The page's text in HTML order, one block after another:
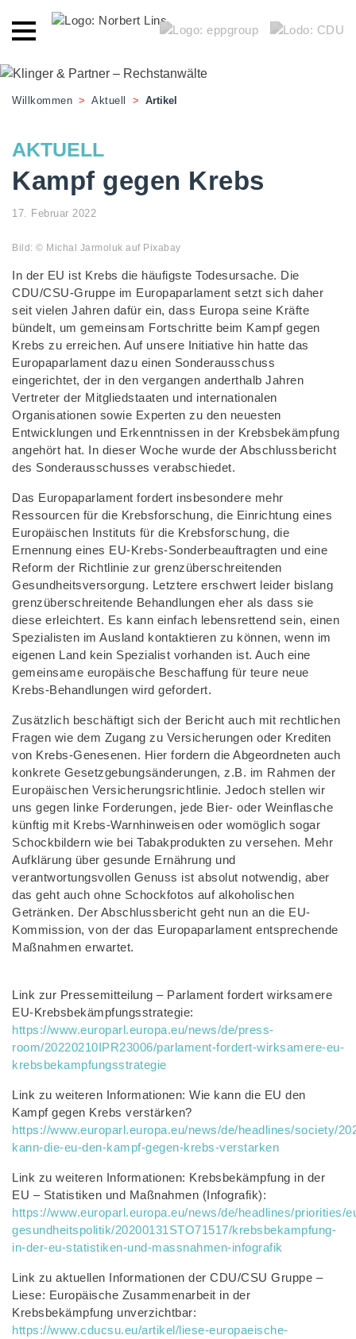
Willkommen > Aktuell > Artikel
AKTUELL
Kampf gegen Krebs
17. Februar 2022
Bild: © Michal Jarmoluk auf Pixabay
In der EU ist Krebs die häufigste Todesursache. Die
CDU/CSU-Gruppe im Europaparlament setzt sich daher
seit vielen Jahren dafür ein, dass Europa seine Kräfte
bündelt, um gemeinsam Fortschritte beim Kampf gegen
Krebs zu erreichen. Auf unsere Initiative hin hatte das
Europaparlament dazu einen Sonderausschuss
eingerichtet, der in den vergangen anderthalb Jahren
Vertreter der Mitgliedstaaten und internationalen
Organisationen sowie Experten zu den neuesten
Entwicklungen und Erkenntnissen in der Krebsbekämpfung
angehört hat. In dieser Woche wurde der Abschlussbericht
des Sonderausschusses verabschiedet.
Das Europaparlament fordert insbesondere mehr
Ressourcen für die Krebsforschung, die Einrichtung eines
Europäischen Instituts für die Krebsforschung, die
Ernennung eines EU-Krebs-Sonderbeauftragten und eine
Reform der Richtlinie zur grenzüberschreitenden
Gesundheitsversorgung. Letztere erschwert leider bislang
grenzüberschreitende Behandlungen eher als dass sie
diese erleichtert. Es kann einfach lebensrettend sein, einen
Spezialisten im Ausland kontaktieren zu können, wenn im
eigenen Land kein Spezialist vorhanden ist. Auch eine
gemeinsame europäische Beschaffung für teure neue
Krebs-Behandlungen wird gefordert.
Zusätzlich beschäftigt sich der Bericht auch mit rechtlichen
Fragen wie dem Zugang zu Versicherungen oder Krediten
von Krebs-Genesenen. Hier fordern die Abgeordneten auch
konkrete Gesetzgebungsänderungen, z.B. im Rahmen der
Europäischen Versicherungsrichtlinie. Jedoch stellen wir
uns gegen linke Forderungen, jede Bier- oder Weinflasche
künftig mit Krebs-Warnhinweisen oder womöglich sogar
Schockbildern wie bei Tabakprodukten zu versehen. Mehr
Aufklärung über gesunde Ernährung und
verantwortungsvollen Genuss ist absolut notwendig, aber
das geht auch ohne Schockfotos auf alkoholischen
Getränken. Der Abschlussbericht geht nun an die EU-
Kommission, von der das Europaparlament entsprechende
Maßnahmen erwartet.
Link zur Pressemitteilung – Parlament fordert wirksamere
EU-Krebsbekämpfungsstrategie:
https://www.europarl.europa.eu/news/de/press-
room/20220210IPR23006/parlament-fordert-wirksamere-eu-
krebsbekampfungsstrategie
Link zu weiteren Informationen: Wie kann die EU den
Kampf gegen Krebs verstärken?
https://www.europarl.europa.eu/news/de/headlines/society/
kann-die-eu-den-kampf-gegen-krebs-verstarken
Link zu weiteren Informationen: Krebsbekämpfung in der
EU – Statistiken und Maßnahmen (Infografik):
https://www.europarl.europa.eu/news/de/headlines/priorities/
gesundheitspolitik/20200131STO71517/krebsbekampfung-
in-der-eu-statistiken-und-massnahmen-infografik
Link zu aktuellen Informationen der CDU/CSU Gruppe –
Liese: Europäische Zusammenarbeit in der
Krebsbekämpfung unverzichtbar:
https://www.cducsu.eu/artikel/liese-europaeische-